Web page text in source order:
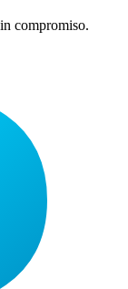
compromiso.